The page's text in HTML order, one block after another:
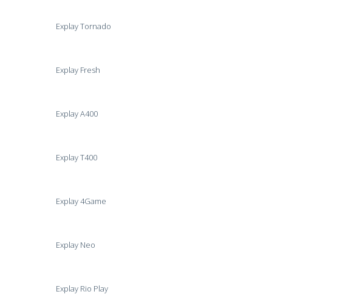
Explay Tornado
Explay Fresh
Explay A400
Explay T400
Explay 4Game
Explay Neo
Explay Rio Play